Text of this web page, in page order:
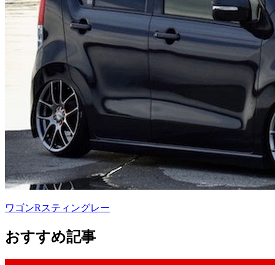
ワゴンRスティングレー
おすすめ記事